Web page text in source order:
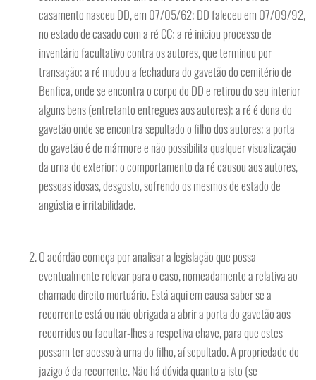
casamento nasceu DD, em 07/05/62; DD faleceu em 07/09/92,
no estado de casado com a ré CC; a ré iniciou processo de
inventário facultativo contra os autores, que terminou por
transação; a ré mudou a fechadura do gavetão do cemitério de
Benfica, onde se encontra o corpo do DD e retirou do seu interior
alguns bens (entretanto entregues aos autores); a ré é dona do
gavetão onde se encontra sepultado o filho dos autores; a porta
do gavetão é de mármore e não possibilita qualquer visualização
da urna do exterior; o comportamento da ré causou aos autores,
pessoas idosas, desgosto, sofrendo os mesmos de estado de
angústia e irritabilidade.
O acórdão começa por analisar a legislação que possa
eventualmente relevar para o caso, nomeadamente a relativa ao
chamado direito mortuário. Está aqui em causa saber se a
recorrente está ou não obrigada a abrir a porta do gavetão aos
recorridos ou facultar-lhes a respetiva chave, para que estes
possam ter acesso à urna do filho, aí sepultado. A propriedade do
jazigo é da recorrente. Não há dúvida quanto a isto (se